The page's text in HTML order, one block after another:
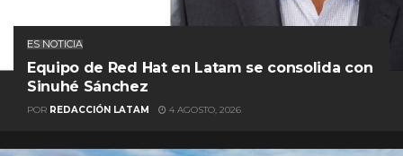
ES NOTICIA
Equipo de Red Hat en Latam se consolida con
Sinuhé Sánchez
POR REDACCIÓN LATAM 4 AGOSTO, 2026